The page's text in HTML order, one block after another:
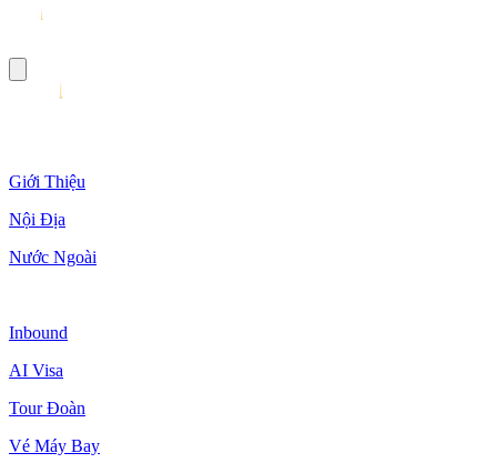
Giới Thiệu
Nội Địa
Nước Ngoài
Inbound
AI Visa
Tour Đoàn
Vé Máy Bay